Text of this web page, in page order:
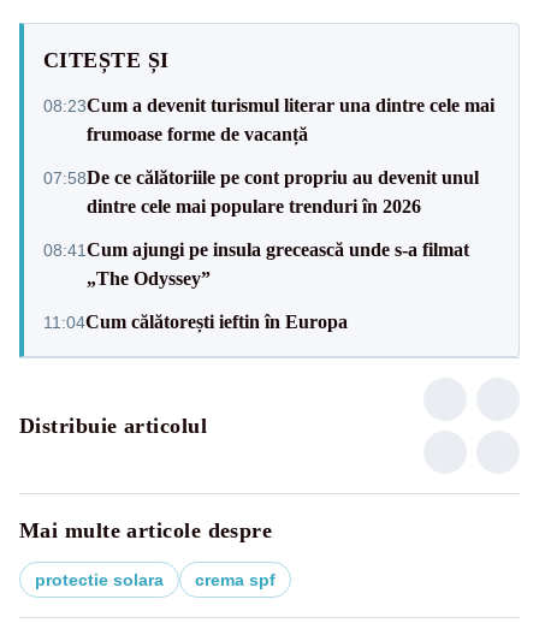
CITEȘTE ȘI
08:23Cum a devenit turismul literar una dintre cele mai
frumoase forme de vacanță
07:58De ce călătoriile pe cont propriu au devenit unul
dintre cele mai populare trenduri în 2026
08:41Cum ajungi pe insula grecească unde s-a filmat
„The Odyssey”
11:04Cum călătorești ieftin în Europa
Distribuie articolul
Mai multe articole despre
protectie solara crema spf